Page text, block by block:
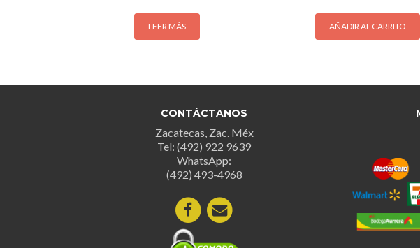
LEER MÁS AÑADIR AL CARRITO
CONTÁCTANOS
Zacatecas, Zac. Méx
Tel: (492) 922 9639
WhatsApp:
(492) 493-4968